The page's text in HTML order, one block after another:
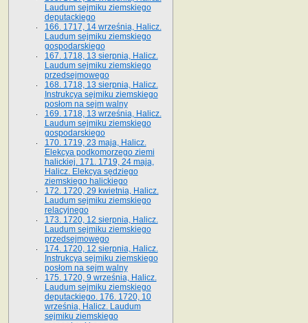
Laudum sejmiku ziemskiego
deputackiego
166. 1717, 14 września, Halicz.
Laudum sejmiku ziemskiego
gospodarskiego
167. 1718, 13 sierpnia, Halicz.
Laudum sejmiku ziemskiego
przedsejmowego
168. 1718, 13 sierpnia, Halicz.
Instrukcya sejmiku ziemskiego
posłom na sejm walny
169. 1718, 13 września, Halicz.
Laudum sejmiku ziemskiego
gospodarskiego
170. 1719, 23 maja, Halicz.
Elekcya podkomorzego ziemi
halickiej. 171. 1719, 24 maja,
Halicz. Elekcya sędziego
ziemskiego halickiego
172. 1720, 29 kwietnia, Halicz.
Laudum sejmiku ziemskiego
relacyjnego
173. 1720, 12 sierpnia, Halicz.
Laudum sejmiku ziemskiego
przedsejmowego
174. 1720, 12 sierpnia, Halicz.
Instrukcya sejmiku ziemskiego
posłom na sejm walny
175. 1720, 9 września, Halicz.
Laudum sejmiku ziemskiego
deputackiego. 176. 1720, 10
września, Halicz. Laudum
sejmiku ziemskiego